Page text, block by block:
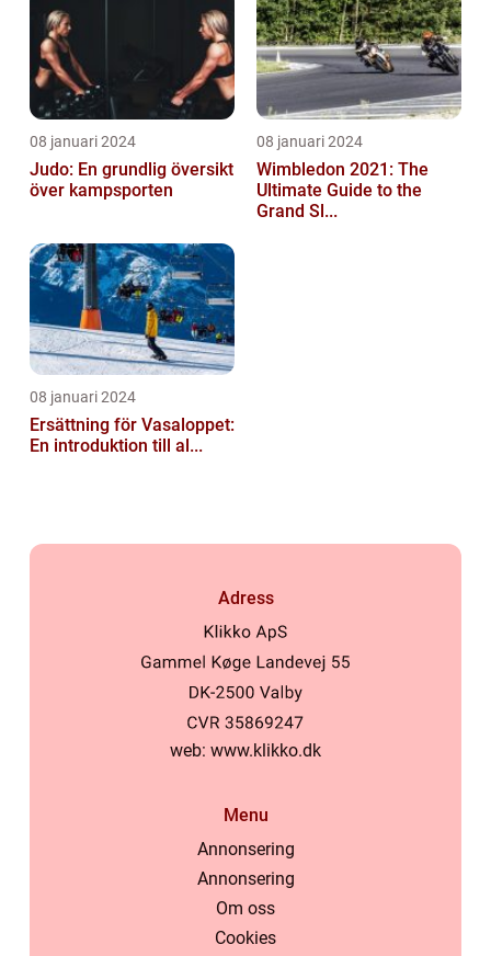
08 januari 2024
Judo: En grundlig översikt
över kampsporten
08 januari 2024
Wimbledon 2021: The
Ultimate Guide to the
Grand Sl...
08 januari 2024
Ersättning för Vasaloppet:
En introduktion till al...
Adress
web: www.klikko.dk
Menu
Annonsering
Annonsering
Om oss
Cookies